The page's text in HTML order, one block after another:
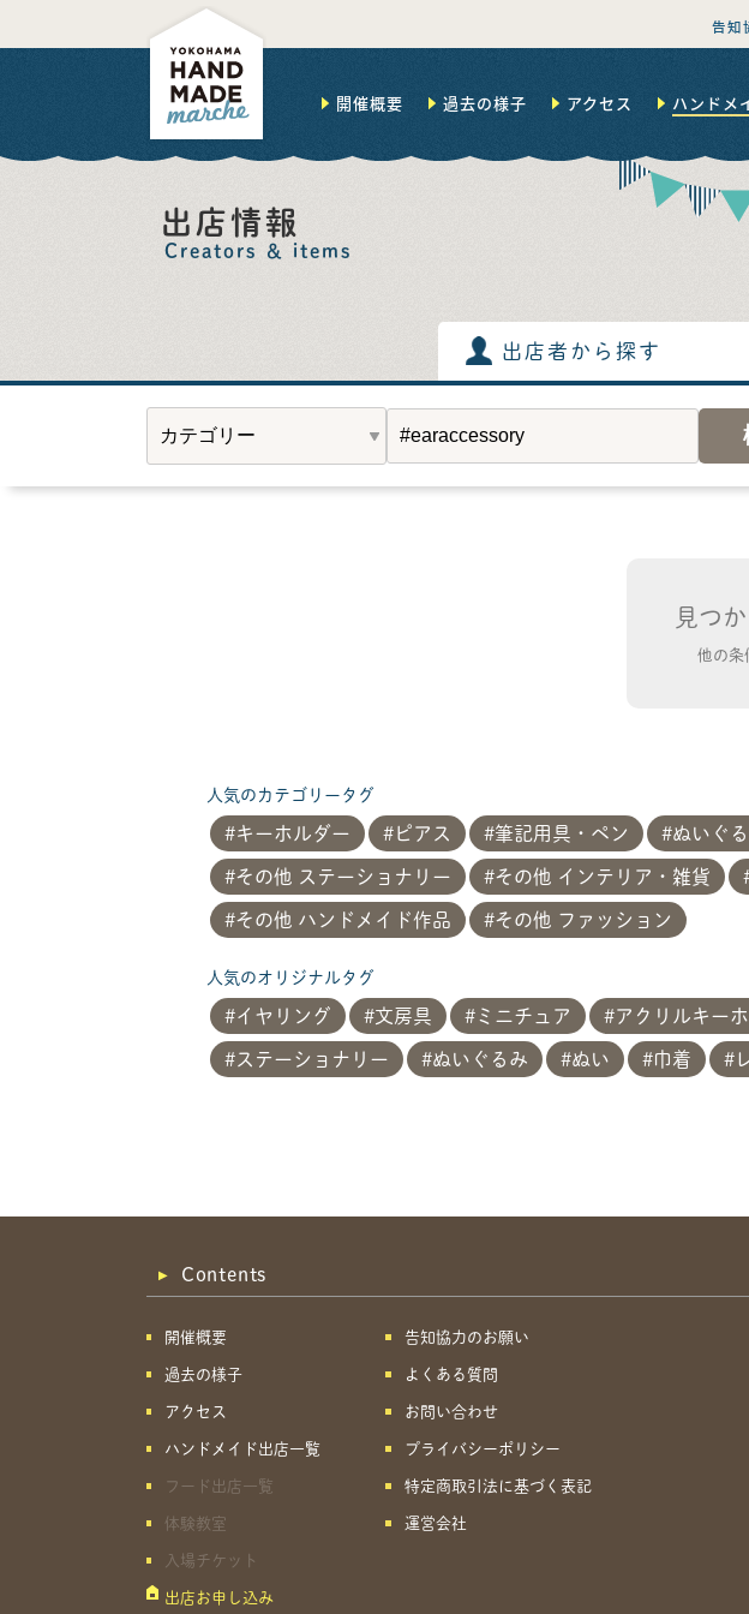
告知
開催概要 過去の様子 アクセス ハンドメ
出店情報
Creators ＆ items
出店者から探す
見つ
他の条
人気のカテゴリータグ
キーホルダー ピアス 筆記用具・ペン ぬいぐ
その他 ステーショナリー その他 インテリア・雑貨
その他 ハンドメイド作品 その他 ファッション
人気のオリジナルタグ
イヤリング 文房具 ミニチュア アクリルキー
ステーショナリー ぬいぐるみ ぬい 巾着
Contents
開催概要
過去の様子
アクセス
ハンドメイド出店一覧
フード出店一覧
体験教室
入場チケット
出店お申し込み
告知協力のお願い
よくある質問
お問い合わせ
プライバシーポリシー
特定商取引法に基づく表記
運営会社